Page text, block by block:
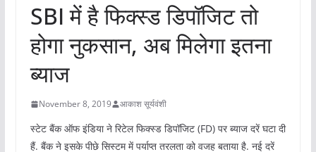
SBI में है फिक्‍स्‍ड डिपॉजिट तो
होगा नुकसान, अब मिलेगा इतना
ब्‍याज
November 8, 2019 आकाश सूर्यवंशी
स्‍टेट बैंक ऑफ इंडिया ने रिटेल फिक्‍स्‍ड डिपॉजिट (FD) पर ब्‍याज दरें घटा दी
हैं. बैंक ने इसके पीछे सिस्‍टम में पर्याप्‍त तरलता को वजह बताया है. नई दरें